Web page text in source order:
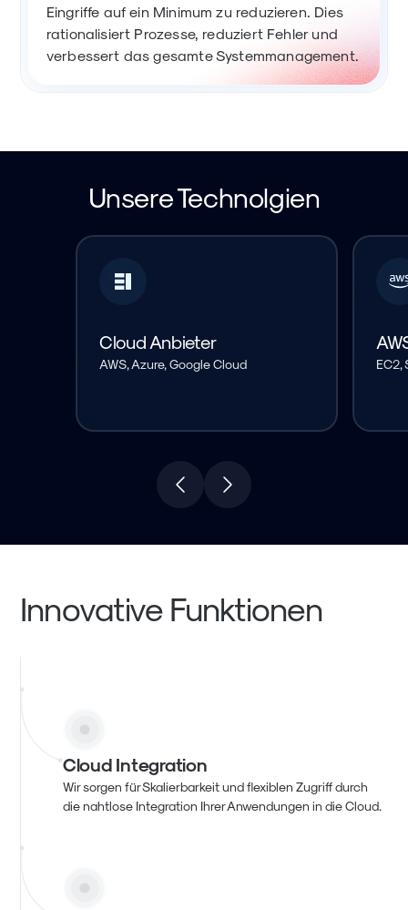
Eingriffe auf ein Minimum zu reduzieren. Dies
rationalisiert Prozesse, reduziert Fehler und
verbessert das gesamte Systemmanagement.
Unsere Technolgien
Cloud Anbieter
AWS, Azure, Google Cloud EC2,
Innovative Funktionen
Cloud Integration
Wir sorgen für Skalierbarkeit und flexiblen Zugriff durch
die nahtlose Integration Ihrer Anwendungen in die Cloud.